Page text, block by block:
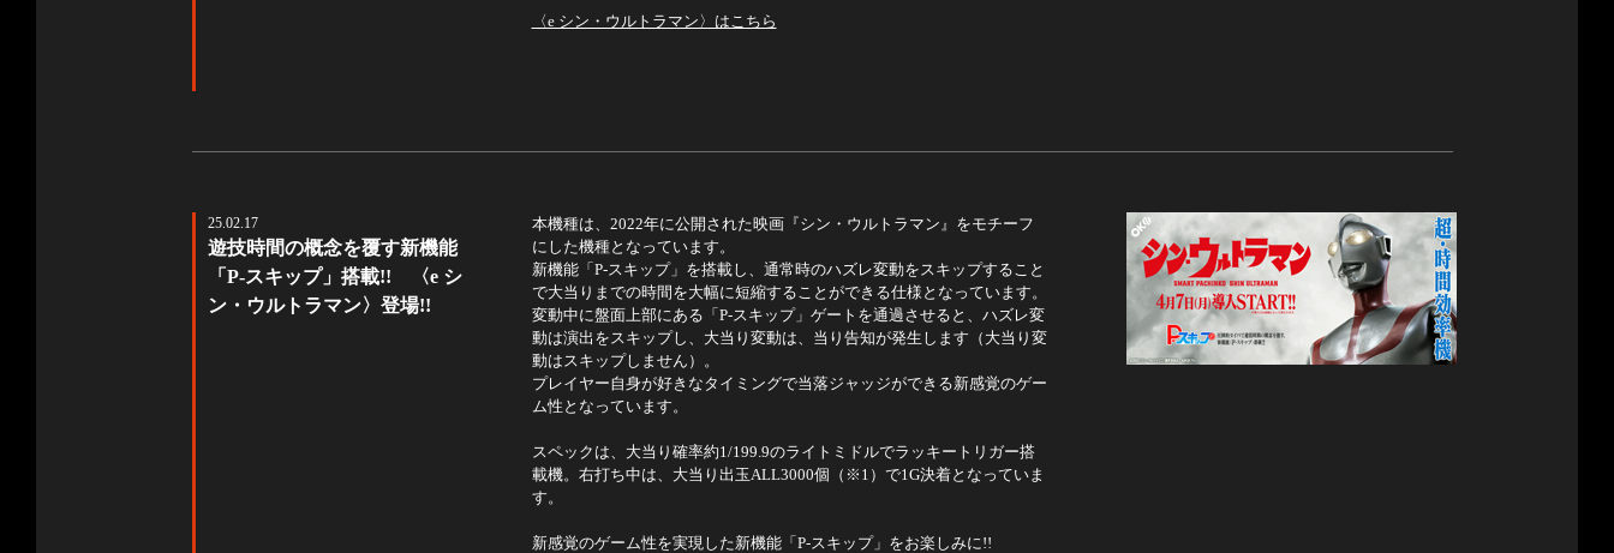
〈e シン・ウルトラマン〉はこちら
25.02.17
遊技時間の概念を覆す新機能
「P-スキップ」搭載!! 〈e シ
ン・ウルトラマン〉登場!!
本機種は、2022年に公開された映画『シン・ウルトラマン』をモチーフ
にした機種となっています。
新機能「P-スキップ」を搭載し、通常時のハズレ変動をスキップすること
で大当りまでの時間を大幅に短縮することができる仕様となっています。
変動中に盤面上部にある「P-スキップ」ゲートを通過させると、ハズレ変
動は演出をスキップし、大当り変動は、当り告知が発生します（大当り変
動はスキップしません）。
プレイヤー自身が好きなタイミングで当落ジャッジができる新感覚のゲー
ム性となっています。
スペックは、大当り確率約1/199.9のライトミドルでラッキートリガー搭
載機。右打ち中は、大当り出玉ALL3000個（※1）で1G決着となっていま
す。
新感覚のゲーム性を実現した新機能「P-スキップ」をお楽しみに!!